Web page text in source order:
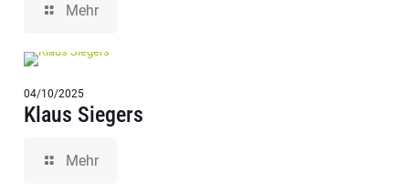
Mehr
04/10/2025
Klaus Siegers
Mehr